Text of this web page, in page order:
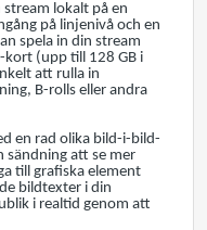
lokalt på en
på linjenivå och en
spela in din stream
(upp till 128 GB i
att rulla in
B-rolls eller andra
en rad olika bild-i-bild-
sändning att se mer
till grafiska element
bildtexter i din
i realtid genom att